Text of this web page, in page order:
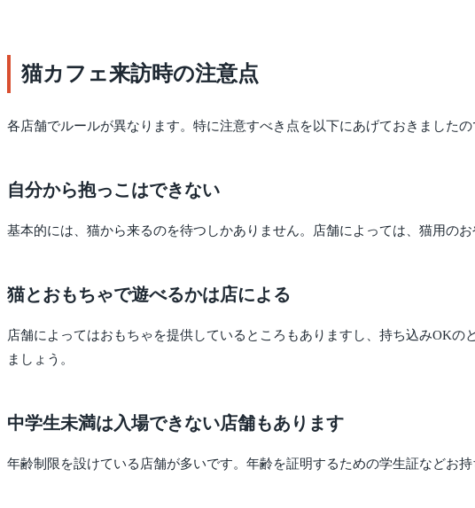
猫カフェ来訪時の注意点
各店舗でルールが異なります。特に注意すべき点を以下にあげておきました
自分から抱っこはできない
基本的には、猫から来るのを待つしかありません。店舗によっては、猫用の
猫とおもちゃで遊べるかは店による
店舗によってはおもちゃを提供しているところもありますし、持ち込みOK
ましょう。
中学生未満は入場できない店舗もあります
年齢制限を設けている店舗が多いです。年齢を証明するための学生証などお